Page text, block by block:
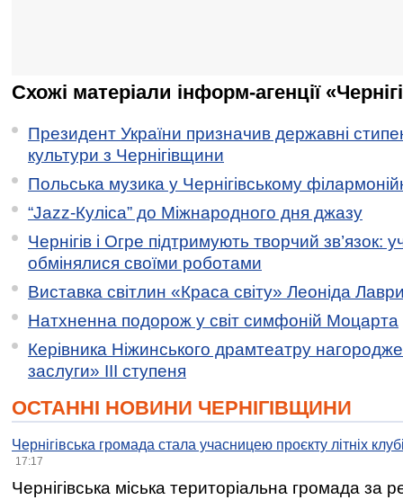
Схожі матеріали інформ-агенції
Президент України призначив державні
культури з Чернігівщини
Польська музика у Чернігівському
“Jazz-Куліса” до Міжнародного дня джазу
Чернігів і Огре підтримують творчий зв’язок:
обмінялися своїми роботами
Виставка світлин «Краса світу» Леоніда
Натхненна подорож у світ симфоній Моцарта
Керівника Ніжинського драмтеатру
заслуги» ІІІ ступеня
ОСТАННІ НОВИНИ ЧЕРНІГІВЩИНИ
Чернігівська громада стала учасницею проєкту літніх
17:17
Чернігівська міська територіальна громада за